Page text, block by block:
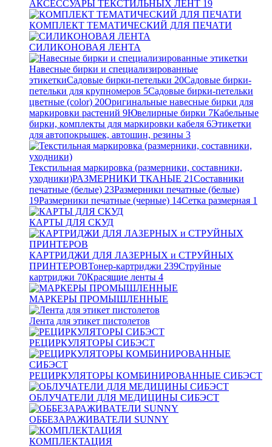
АКСЕССУАРЫ ТЕКСТИЛЬНЫХ ЛЕНТ 19
КОМПЛЕКТ ТЕМАТИЧЕСКИЙ ДЛЯ ПЕЧАТИ
СИЛИКОНОВАЯ ЛЕНТА
Навесные бирки и специализированные
этикеткиСадовые бирки-петельки 20Садовые бирки-
петельки для крупномеров 5Садовые бирки-петельки
цветные (color) 20Оригинальные навесные бирки для
маркировки растений 9Ювелирные бирки 7Кабельные
бирки, комплекты для маркировки кабеля 6Этикетки
для автопокрышек, автошин, резины 3
Текстильная маркировка (размерники, составники,
уходники)РАЗМЕРНИКИ ТКАНЫЕ 21Составники
печатные (белые) 23Размерники печатные (белые)
19Размерники печатные (черные) 14Сетка размерная 1
КАРТЫ ДЛЯ СКУД
КАРТРИДЖИ ДЛЯ ЛАЗЕРНЫХ и СТРУЙНЫХ
ПРИНТЕРОВТонер-картриджи 239Струйные
картриджи 70Красящие ленты 4
МАРКЕРЫ ПРОМЫШЛЕННЫЕ
Лента для этикет пистолетов
РЕЦИРКУЛЯТОРЫ СИБЭСТ
РЕЦИРКУЛЯТОРЫ КОМБИНИРОВАННЫЕ СИБЭСТ
ОБЛУЧАТЕЛИ ДЛЯ МЕДИЦИНЫ СИБЭСТ
ОББЕЗАРАЖИВАТЕЛИ SUNNY
КОМПЛЕКТАЦИЯ